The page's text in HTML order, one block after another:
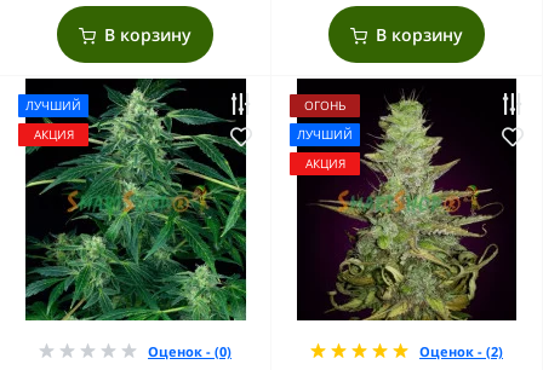
В корзину В корзину
ЛУЧШИЙ
АКЦИЯ
Оценок - (0)
ОГОНЬ
ЛУЧШИЙ
АКЦИЯ
Оценок - (2)